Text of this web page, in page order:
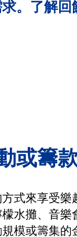
。了解回
或籌
式來享受
水攤、音樂
模或籌集